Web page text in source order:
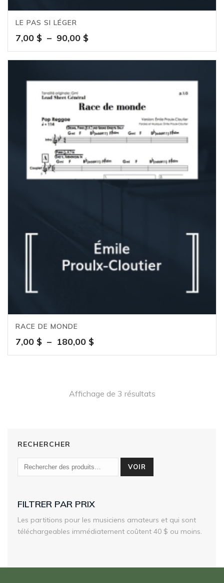
LE PAS SI LÉGER
7,00 $ – 90,00 $Plage
de
prix :
à
RACE DE MONDE
7,00 $ – 180,00 $Plage
de
180,00 $
Affichage de 3 résultats
RECHERCHER
VOIR
FILTRER PAR PRIX
Les partitions pour les musiciens amateurs et qui sont
téléchargeables immédiatement coûtent 40 $ ou moins.